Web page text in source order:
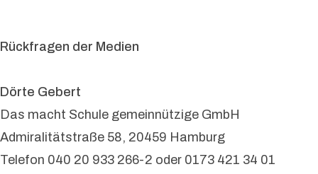
Rückfragen der Medien
Dörte Gebert
Das macht Schule gemeinnützige GmbH
Admiralitätstraße 58, 20459 Hamburg
Telefon 040 20 933 266-2 oder 0173 421 34 01